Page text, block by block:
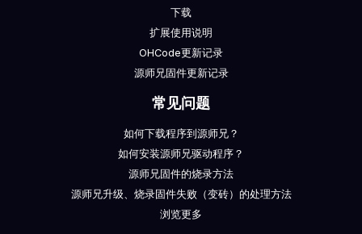
下载
扩展使用说明
OHCode更新记录
源师兄固件更新记录
常见问题
如何下载程序到源师兄？
如何安装源师兄驱动程序？
源师兄固件的烧录方法
源师兄升级、烧录固件失败（变砖）的处理方法
浏览更多